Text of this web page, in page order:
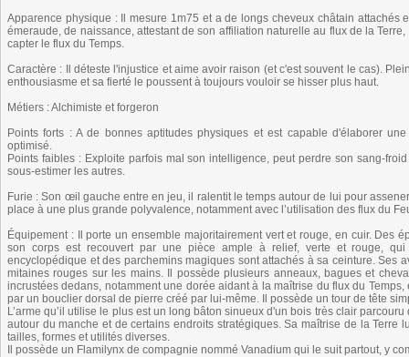
Apparence physique : Il mesure 1m75 et a de longs cheveux châtain
émeraude, de naissance, attestant de son affiliation naturelle au flux de la
capter le flux du Temps.
Caractère : Il déteste l'injustice et aime avoir raison (et c'est souvent le cas).
enthousiasme et sa fierté le poussent à toujours vouloir se hisser plus haut.
Métiers : Alchimiste et forgeron
Points forts : A de bonnes aptitudes physiques et est capable d'élaborer
optimisé.
Points faibles : Exploite parfois mal son intelligence, peut perdre son sang-
sous-estimer les autres.
Furie : Son œil gauche entre en jeu, il ralentit le temps autour de lui pour
place à une plus grande polyvalence, notamment avec l’utilisation des flux du
Équipement : Il porte un ensemble majoritairement vert et rouge, en cuir. Des
son corps est recouvert par une pièce ample à relief, verte et rouge,
encyclopédique et des parchemins magiques sont attachés à sa ceinture. Ses
mitaines rouges sur les mains. Il possède plusieurs anneaux, bagues et
incrustées dedans, notamment une dorée aidant à la maîtrise du flux du
par un bouclier dorsal de pierre créé par lui-même. Il possède un tour de tête
L’arme qu’il utilise le plus est un long bâton sinueux d'un bois très clair
autour du manche et de certains endroits stratégiques. Sa maîtrise de la Terre
tailles, formes et utilités diverses.
Il possède un Flamilynx de compagnie nommé Vanadium qui le suit partout, y